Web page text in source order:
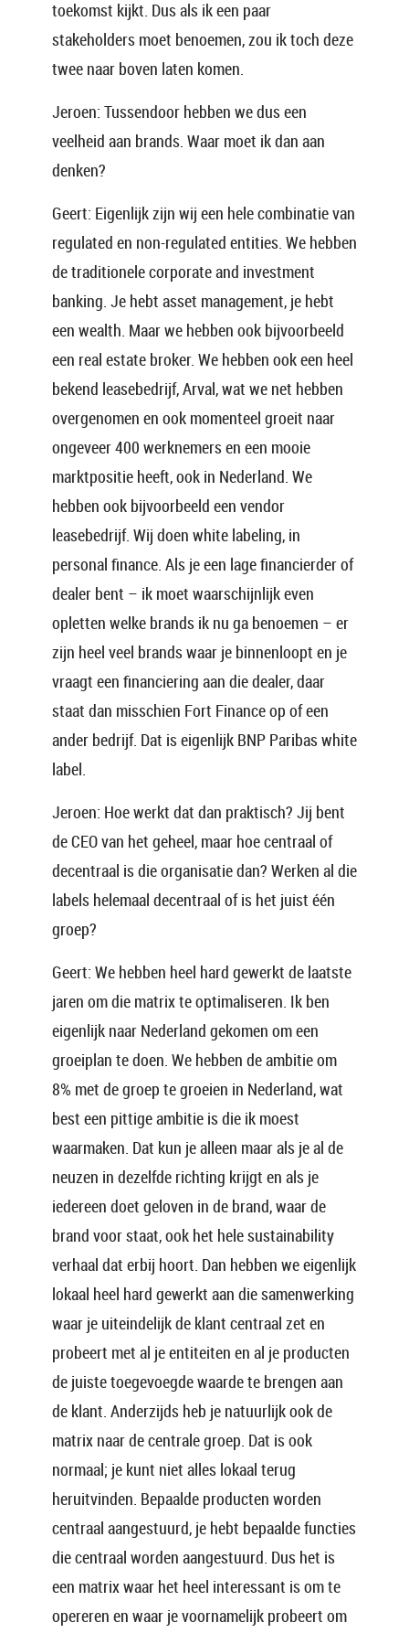
toekomst kijkt. Dus als ik een paar
stakeholders moet benoemen, zou ik toch deze
twee naar boven laten komen.
Jeroen: Tussendoor hebben we dus een
veelheid aan brands. Waar moet ik dan aan
denken?
Geert: Eigenlijk zijn wij een hele combinatie van
regulated en non-regulated entities. We hebben
de traditionele corporate and investment
banking. Je hebt asset management, je hebt
een wealth. Maar we hebben ook bijvoorbeeld
een real estate broker. We hebben ook een heel
bekend leasebedrijf, Arval, wat we net hebben
overgenomen en ook momenteel groeit naar
ongeveer 400 werknemers en een mooie
marktpositie heeft, ook in Nederland. We
hebben ook bijvoorbeeld een vendor
leasebedrijf. Wij doen white labeling, in
personal finance. Als je een lage financierder of
dealer bent – ik moet waarschijnlijk even
opletten welke brands ik nu ga benoemen – er
zijn heel veel brands waar je binnenloopt en je
vraagt een financiering aan die dealer, daar
staat dan misschien Fort Finance op of een
ander bedrijf. Dat is eigenlijk BNP Paribas white
label.
Jeroen: Hoe werkt dat dan praktisch? Jij bent
de CEO van het geheel, maar hoe centraal of
decentraal is die organisatie dan? Werken al die
labels helemaal decentraal of is het juist één
groep?
Geert: We hebben heel hard gewerkt de laatste
jaren om die matrix te optimaliseren. Ik ben
eigenlijk naar Nederland gekomen om een
groeiplan te doen. We hebben de ambitie om
8% met de groep te groeien in Nederland, wat
best een pittige ambitie is die ik moest
waarmaken. Dat kun je alleen maar als je al de
neuzen in dezelfde richting krijgt en als je
iedereen doet geloven in de brand, waar de
brand voor staat, ook het hele sustainability
verhaal dat erbij hoort. Dan hebben we eigenlijk
lokaal heel hard gewerkt aan die samenwerking
waar je uiteindelijk de klant centraal zet en
probeert met al je entiteiten en al je producten
de juiste toegevoegde waarde te brengen aan
de klant. Anderzijds heb je natuurlijk ook de
matrix naar de centrale groep. Dat is ook
normaal; je kunt niet alles lokaal terug
heruitvinden. Bepaalde producten worden
centraal aangestuurd, je hebt bepaalde functies
die centraal worden aangestuurd. Dus het is
een matrix waar het heel interessant is om te
opereren en waar je voornamelijk probeert om